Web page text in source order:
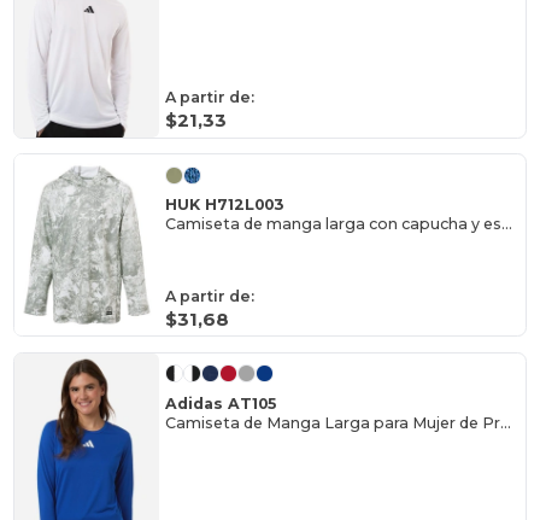
A partir de:
$21,33
HUK H712L003
Camiseta de manga larga con capucha y estampado de Mossy Oak para jóvenes.
A partir de:
$31,68
Adidas AT105
Camiseta de Manga Larga para Mujer de Prepartido